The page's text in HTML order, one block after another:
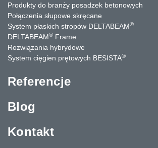
Produkty do branży posadzek betonowych
Połączenia słupowe skręcane
System płaskich stropów DELTABEAM®
DELTABEAM® Frame
Rozwiązania hybrydowe
System cięgien prętowych BESISTA®
Referencje
Blog
Kontakt